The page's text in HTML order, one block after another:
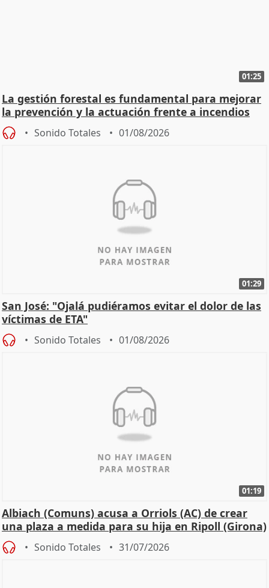
01:25
La gestión forestal es fundamental para mejorar
la prevención y la actuación frente a incendios
Sonido Totales 01/08/2026
01:29
San José: "Ojalá pudiéramos evitar el dolor de las
víctimas de ETA"
Sonido Totales 01/08/2026
01:19
Albiach (Comuns) acusa a Orriols (AC) de crear
una plaza a medida para su hija en Ripoll (Girona)
Sonido Totales 31/07/2026